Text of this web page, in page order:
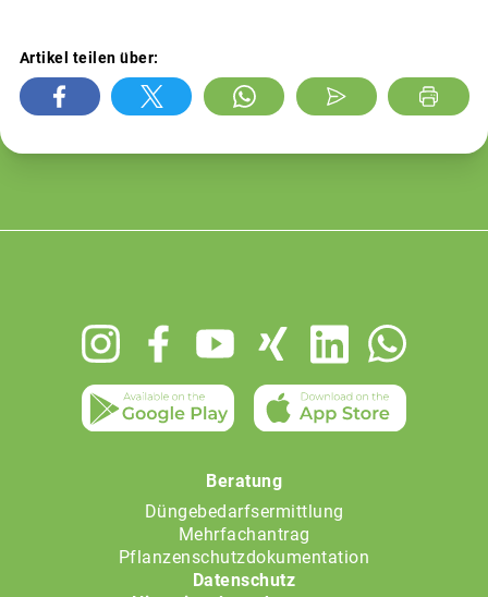
Artikel teilen über:
Beratung
Düngebedarfsermittlung
Mehrfachantrag
Pflanzenschutzdokumentation
Datenschutz